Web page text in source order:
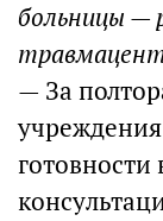
больницы —
— За
готовности